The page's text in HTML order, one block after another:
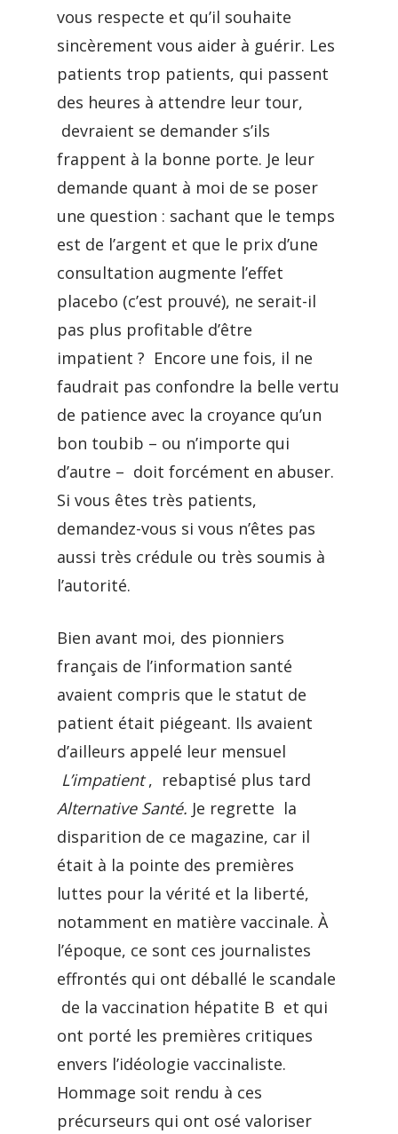
vous respecte et qu’il souhaite
sincèrement vous aider à guérir. Les
patients trop patients, qui passent
des heures à attendre leur tour,
devraient se demander s’ils
frappent à la bonne porte. Je leur
demande quant à moi de se poser
une question : sachant que le temps
est de l’argent et que le prix d’une
consultation augmente l’effet
placebo (c’est prouvé), ne serait-il
pas plus profitable d’être
impatient ? Encore une fois, il ne
faudrait pas confondre la belle vertu
de patience avec la croyance qu’un
bon toubib – ou n’importe qui
d’autre – doit forcément en abuser.
Si vous êtes très patients,
demandez-vous si vous n’êtes pas
aussi très crédule ou très soumis à
l’autorité.
Bien avant moi, des pionniers
français de l’information santé
avaient compris que le statut de
patient était piégeant. Ils avaient
d’ailleurs appelé leur mensuel
L’impatient, rebaptisé plus tard
Alternative Santé. Je regrette la
disparition de ce magazine, car il
était à la pointe des premières
luttes pour la vérité et la liberté,
notamment en matière vaccinale. À
l’époque, ce sont ces journalistes
effrontés qui ont déballé le scandale
de la vaccination hépatite B et qui
ont porté les premières critiques
envers l’idéologie vaccinaliste.
Hommage soit rendu à ces
précurseurs qui ont osé valoriser